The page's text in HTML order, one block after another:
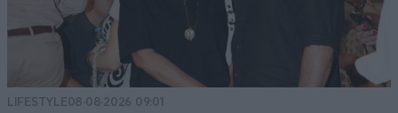
LIFESTYLE08·08·2026 09:01